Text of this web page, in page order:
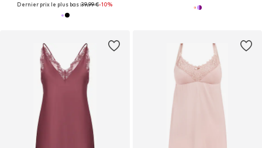
Dernier prix le plus bas :39,99 €-10%